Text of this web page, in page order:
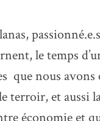
le temps
que nous avons
terroir, et aussi